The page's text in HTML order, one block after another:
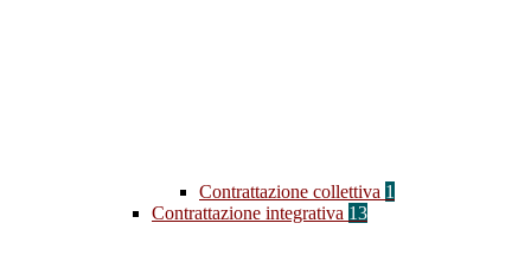
Contrattazione collettiva 1
Contrattazione integrativa 13